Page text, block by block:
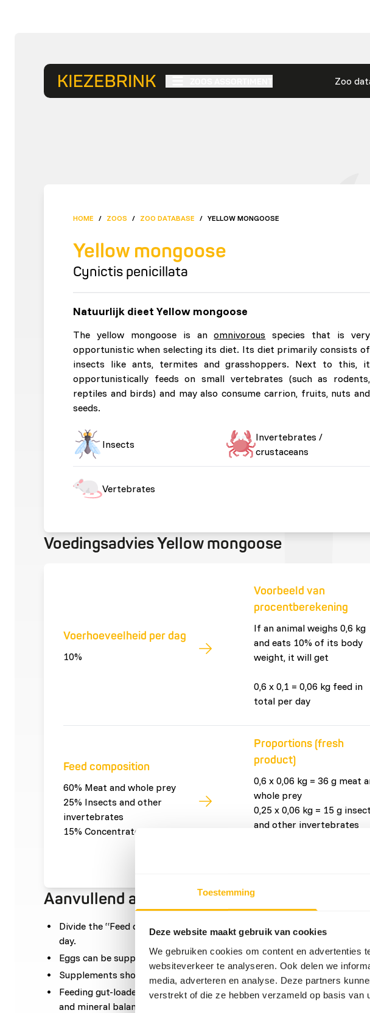
Toestemming
Deze website maakt gebruik van cookies
We gebruiken cookies om content en advertenties
websiteverkeer te analyseren. Ook delen we
media, adverteren en analyse. Deze partners
verstrekt of die ze hebben verzameld op basis van
Zoo
HOME / ZOOS / ZOO DATABASE / YELLOW MONGOOSE
Yellow mongoose
Cynictis penicillata
Natuurlijk dieet Yellow mongoose
The yellow mongoose is anomnivorous species that is very
opportunistic when selecting its diet. Its diet primarily consists of
insects like ants, termites and grasshoppers. Next to this, it
opportunistically feeds on small vertebrates (such as rodents,
reptiles and birds) and may also consume carrion, fruits, nuts and
seeds.
Insects
Invertebrates /
crustaceans
Vertebrates
Voedingsadvies Yellow mongoose
Voerhoeveelheid per dag
10%
Voorbeeld van
procentberekening
If an animal weighs 0,6 kg
and eats 10% of its body
weight, it will get
0,6 x 0,1 = 0,06 kg feed in
total per day
Feed composition
60% Meat and whole prey
25% Insects and other
invertebrates
15% Concentrates
Proportions (fresh
product)
0,6 x 0,06 kg = 36 g meat
whole prey
0,25 x 0,06 kg = 15 g
and other invertebrates
Aanvullend advies
Divide the “Feed quantity per day” over at least two feeding moments
day.
Eggs can be supplemented as enrichment of the diet.
Supplements should be provided if the diet does not contain pellets.
Feeding gut-loaded (or dusted) insects will help maintaining a proper
and mineral balance.